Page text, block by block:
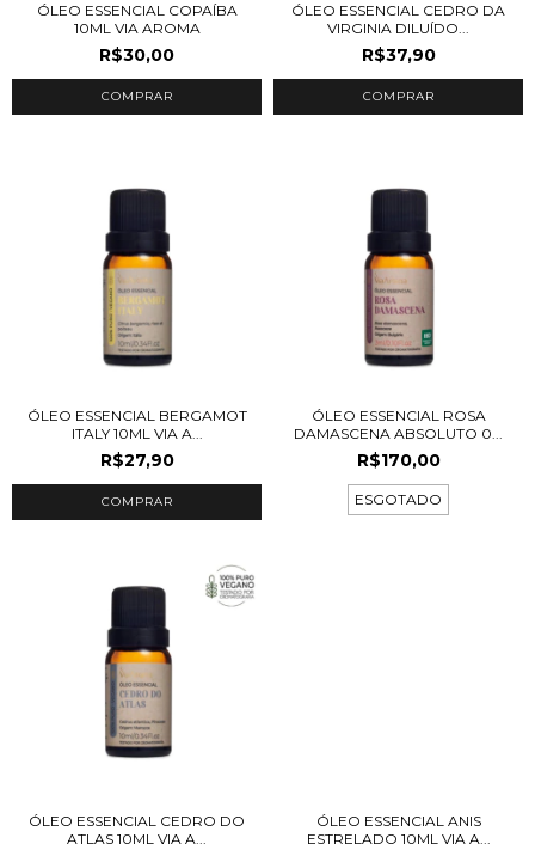
ÓLEO ESSENCIAL COPAÍBA
10ML VIA AROMA
R$30,00
ÓLEO ESSENCIAL CEDRO DA
VIRGINIA DILUÍDO...
R$37,90
ÓLEO ESSENCIAL BERGAMOT
ITALY 10ML VIA A...
R$27,90
ÓLEO ESSENCIAL ROSA
DAMASCENA ABSOLUTO 0...
R$170,00
ESGOTADO
ÓLEO ESSENCIAL CEDRO DO
ATLAS 10ML VIA A...
ÓLEO ESSENCIAL ANIS
ESTRELADO 10ML VIA A...